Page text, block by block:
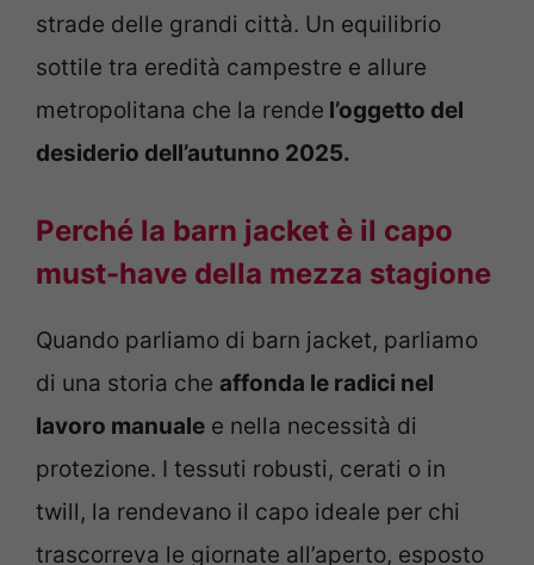
strade delle grandi città. Un equilibrio
sottile tra eredità campestre e allure
metropolitana che la rende l’oggetto del
desiderio dell’autunno 2025.
Perché la barn jacket è il capo
must-have della mezza stagione
Quando parliamo di barn jacket, parliamo
di una storia che affonda le radici nel
lavoro manuale e nella necessità di
protezione. I tessuti robusti, cerati o in
twill, la rendevano il capo ideale per chi
trascorreva le giornate all’aperto, esposto